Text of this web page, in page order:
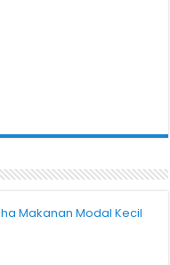
Makanan Modal Kecil